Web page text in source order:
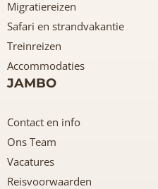
Migratiereizen
Safari en strandvakantie
Treinreizen
Accommodaties
JAMBO
Contact en info
Ons Team
Vacatures
Reisvoorwaarden